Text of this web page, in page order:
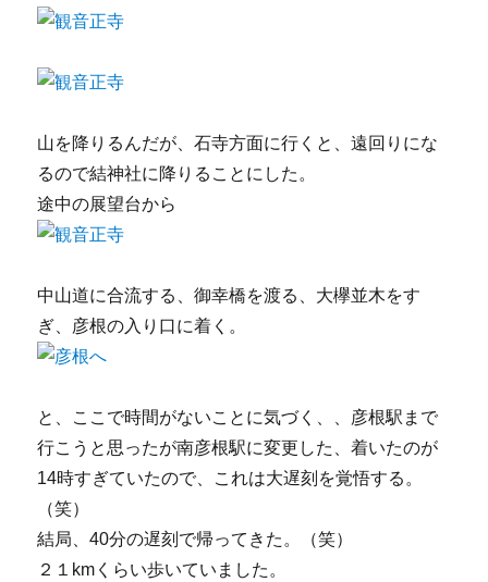
山を降りるんだが、石寺方面に行くと、遠回りにな
るので結神社に降りることにした。
途中の展望台から
中山道に合流する、御幸橋を渡る、大欅並木をす
ぎ、彦根の入り口に着く。
と、ここで時間がないことに気づく、、彦根駅まで
行こうと思ったが南彦根駅に変更した、着いたのが
14時すぎていたので、これは大遅刻を覚悟する。
（笑）
結局、40分の遅刻で帰ってきた。（笑）
２１kmくらい歩いていました。